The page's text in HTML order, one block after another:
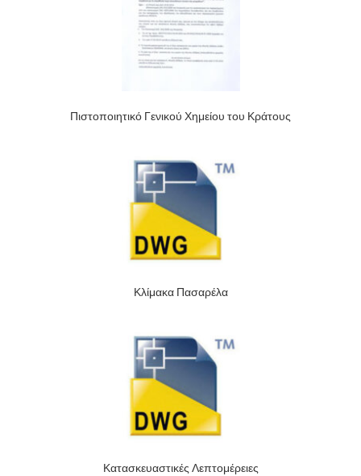
Πιστοποιητικό Γενικού Χημείου του Κράτους
Κλίμακα Πασαρέλα
Κατασκευαστικές Λεπτομέρειες